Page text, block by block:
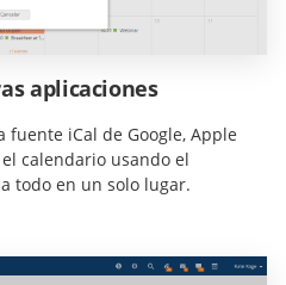
aplicaciones
iCal de Google, Apple
calendario usando el
todo en un solo lugar.